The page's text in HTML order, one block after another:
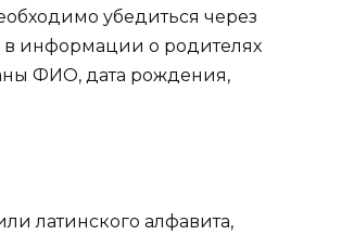
убедиться через
в информации о родителях
ФИО, дата рождения,
латинского алфавита,